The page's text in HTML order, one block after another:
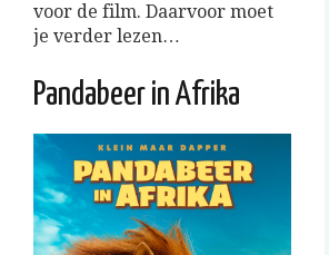
voor de film. Daarvoor moet
je verder lezen…
Pandabeer in Afrika